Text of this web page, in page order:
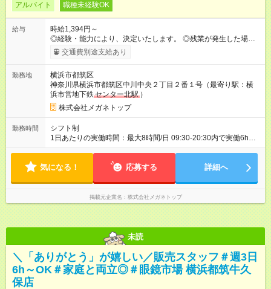
アルバイト 職種未経験OK
給与
時給1,394円～
◎経験・能力により、決定いたします。 ◎残業が発生した場合
は、1分単位で時間外手当を支給します。 【試用期間】試用期間
あり 試用期間の長さ：3ヶ月 雇用形態、給与は本採用時と同じ
交通費別途支給あり
勤務地
横浜市都筑区
神奈川県横浜市都筑区中川中央２丁目２番１号（最寄り駅：横
浜市営地下鉄 センター北駅 ）
株式会社メガネトップ
勤務時間
シフト制
1日あたりの実働時間：最大8時間/日 09:30-20:30内で実働6h
※1日6h以上、 土日含む週3日以上勤務できる方 （シフト例） パ
ワーク不可
気になる！ 応募する 詳細へ
掲載元企業名 株式会社メガネトップ
未読
＼「ありがとう」が嬉しい／販売スタッフ＃週3日
6h～OK＃家庭と両立◎＃眼鏡市場 横浜都筑牛久
保店